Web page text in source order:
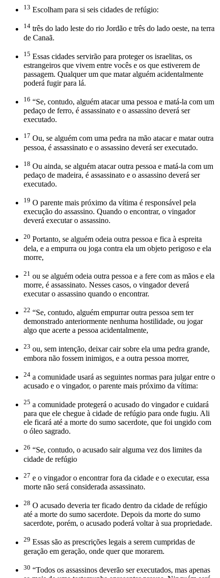
13 Escolham para si seis cidades de refúgio:
14 três do lado leste do rio Jordão e três do lado oeste, na terra
de Canaã.
15 Essas cidades servirão para proteger os israelitas, os
estrangeiros que vivem entre vocês e os que estiverem de
passagem. Qualquer um que matar alguém acidentalmente
poderá fugir para lá.
16 “Se, contudo, alguém atacar uma pessoa e matá-la com um
pedaço de ferro, é assassinato e o assassino deverá ser
executado.
17 Ou, se alguém com uma pedra na mão atacar e matar outra
pessoa, é assassinato e o assassino deverá ser executado.
18 Ou ainda, se alguém atacar outra pessoa e matá-la com um
pedaço de madeira, é assassinato e o assassino deverá ser
executado.
19 O parente mais próximo da vítima é responsável pela
execução do assassino. Quando o encontrar, o vingador
deverá exe­cutar o assassino.
20 Portanto, se alguém odeia outra pessoa e fica à espreita
dela, e a empurra ou joga contra ela um objeto perigoso e ela
morre,
21 ou se alguém odeia outra pessoa e a fere com as mãos e ela
morre, é assassinato. Nesses casos, o vingador deverá
executar o assassino quando o encontrar.
22 “Se, contudo, alguém empurrar outra pessoa sem ter
demonstrado anteriormente nenhuma hostilidade, ou jogar
algo que acerte a pessoa acidentalmente,
23 ou, sem intenção, deixar cair sobre ela uma pedra grande,
embora não fossem inimigos, e a outra pessoa morrer,
24 a comunidade usará as seguintes normas para julgar entre o
acusado e o vingador, o parente mais próximo da vítima:
25 a comunidade protegerá o acusado do vingador e cuidará
para que ele chegue à cidade de refúgio para onde fugiu. Ali
ele ficará até a morte do sumo sacerdote, que foi ungido com
o óleo sagrado.
26 “Se, contudo, o acusado sair alguma vez dos limites da
cidade de refúgio
27 e o vingador o encontrar fora da cidade e o executar, essa
morte não será considerada assassinato.
28 O acusado deveria ter ficado dentro da cidade de refúgio
até a morte do sumo sacerdote. Depois da morte do sumo
sacerdote, porém, o acusado poderá voltar à sua propriedade.
29 Essas são as prescrições legais a serem cumpridas de
geração em geração, onde quer que morarem.
30 “Todos os assassinos deverão ser executados, mas apenas